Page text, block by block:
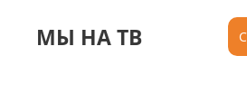
МЫ НА ТВ